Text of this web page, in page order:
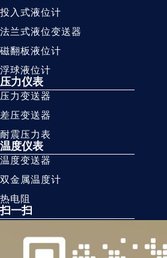
投入式液位计
法兰式液位变送器
磁翻板液位计
浮球液位计
压力仪表
压力变送器
差压变送器
耐震压力表
温度仪表
温度变送器
双金属温度计
热电阻
扫一扫